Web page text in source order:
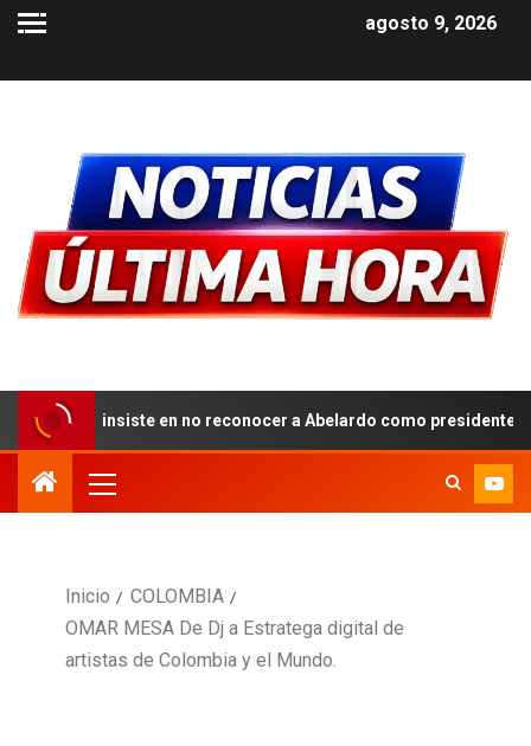
agosto 9, 2026
a Abelardo como presidente Tribunal
Inicio
COLOMBIA
OMAR MESA De Dj a Estratega digital de
artistas de Colombia y el Mundo.